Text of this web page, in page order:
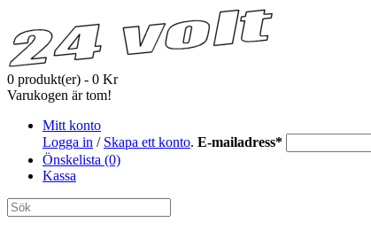
0 produkt(er) - 0 Kr
Varukogen är tom!
Mitt konto
Logga in / Skapa ett konto. E-mailadress*
Önskelista (0)
Kassa